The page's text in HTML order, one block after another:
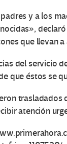
y a los
que llevan
del servicio
que éstos se
trasladados
atención